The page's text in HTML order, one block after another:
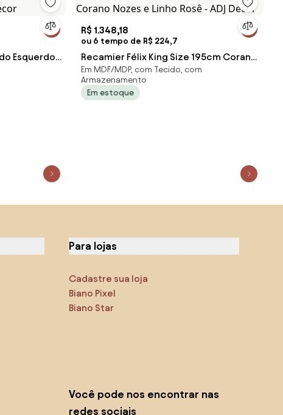
Esquerdo
R$ 1.348,18
ou 6 tempo de R$ 224,7
Recamier Félix King Size 195cm Corano
Nozes e Linho Rosê - ADJ Decor
Em MDF/MDP, com Tecido, com
Armazenamento
Em estoque
Para lojas
Cadastre sua loja
Biano Pixel
Biano Star
Você pode nos encontrar nas
redes sociais